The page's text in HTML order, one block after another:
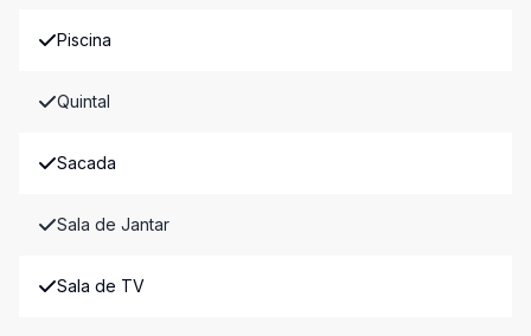
Piscina
Quintal
Sacada
Sala de Jantar
Sala de TV